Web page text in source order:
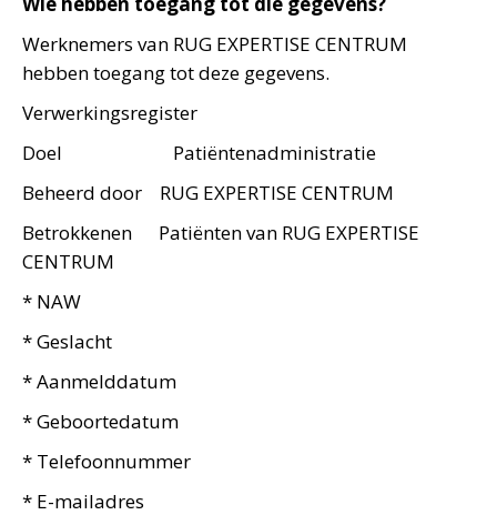
Werknemers van RUG EXPERTISE CENTRUM
hebben toegang tot deze gegevens.
Verwerkingsregister
Doel Patiëntenadministratie
Beheerd door RUG EXPERTISE CENTRUM
Betrokkenen Patiënten van RUG EXPERTISE
CENTRUM
* NAW
* Geslacht
* Aanmelddatum
* Geboortedatum
* Telefoonnummer
* E-mailadres